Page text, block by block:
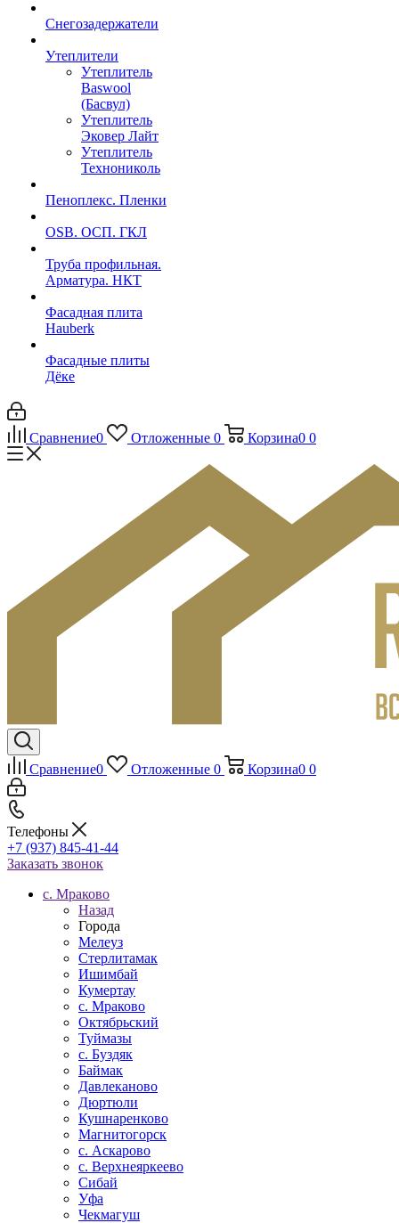
Снегозадержатели
Утеплители
Утеплитель
Baswool
(Басвул)
Утеплитель
Эковер Лайт
Утеплитель
Технониколь
Пеноплекс. Пленки
OSB. ОСП. ГКЛ
Труба профильная.
Арматура. НКТ
Фасадная плита
Hauberk
Фасадные плиты
Дёке
Сравнение0 Отложенные 0 Корзина0 0
Сравнение0 Отложенные 0 Корзина0 0
Телефоны
+7 (937) 845-41-44
Заказать звонок
c. Мраково
Назад
Города
Мелеуз
Стерлитамак
Ишимбай
Кумертау
c. Мраково
Октябрьский
Туймазы
c. Буздяк
Баймак
Давлеканово
Дюртюли
Кушнаренково
Магнитогорск
с. Аскарово
с. Верхнеяркеево
Сибай
Уфа
Чекмагуш